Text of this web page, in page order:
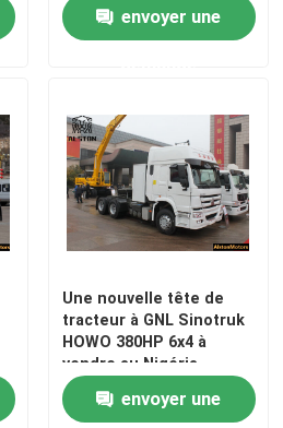
envoyer une
Une nouvelle tête de
tracteur à GNL Sinotruk
HOWO 380HP 6x4 à
vendre au Nigéria
envoyer une